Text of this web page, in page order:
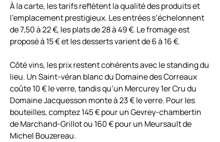
À la carte, les tarifs reflètent la qualité des produits et
l’emplacement prestigieux. Les entrées s’échelonnent
de 7,50 à 22 €, les plats de 28 à 49 €. Le fromage est
proposé à 15 € et les desserts varient de 6 à 16 €.
Côté vins, les prix restent cohérents avec le standing du
lieu. Un Saint-véran blanc du Domaine des Correaux
coûte 10 € le verre, tandis qu’un Mercurey 1er Cru du
Domaine Jacquesson monte à 23 € le verre. Pour les
bouteilles, comptez 145 € pour un Gevrey-chambertin
de Marchand-Grillot ou 160 € pour un Meursault de
Michel Bouzereau.